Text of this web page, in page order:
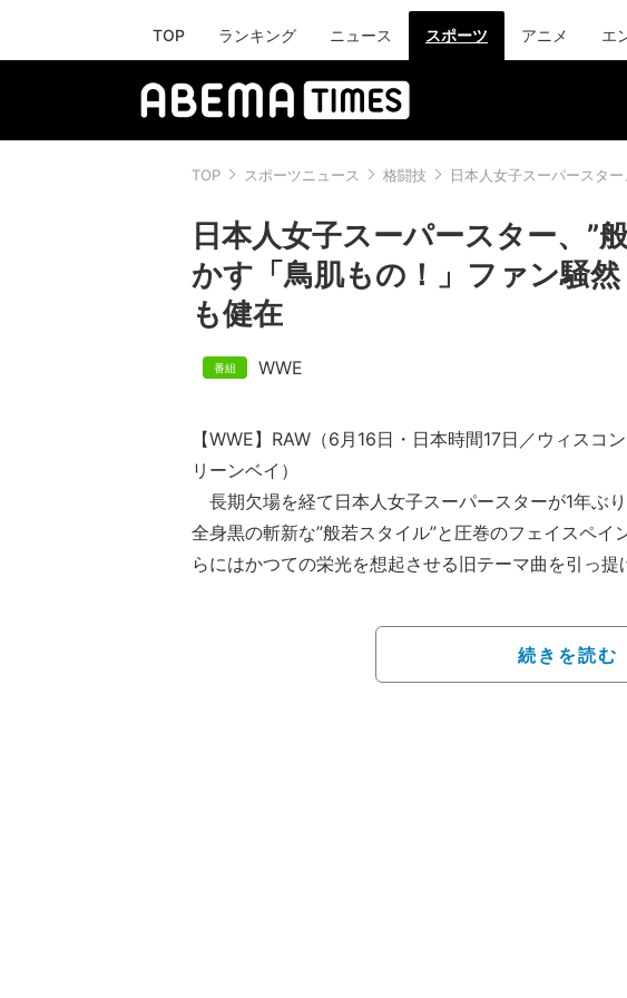
TOP ランキング ニュース スポーツ アニメ エ
TOP スポーツニュース 格闘技 日本人女子スーパースタ
日本人女子スーパースター、”
かす「鳥肌もの！」ファン騒
も健在
WWE
【WWE】RAW（6月16日・日本時間17日／ウィスコ
リーンベイ）
長期欠場を経て日本人女子スーパースターが1年ぶり
全身黒の斬新な”般若スタイル”と圧巻のフェイスペイ
らにはかつての栄光を想起させる旧テーマ曲を引っ提
時代のテーマ復活」とファンが大いに盛り上がった。
WWE「RAW」でアスカが1年以上に及ぶ膝の怪我か
クイーン・オブ・ザ・リング・トーナメント1回戦の
続きを読む